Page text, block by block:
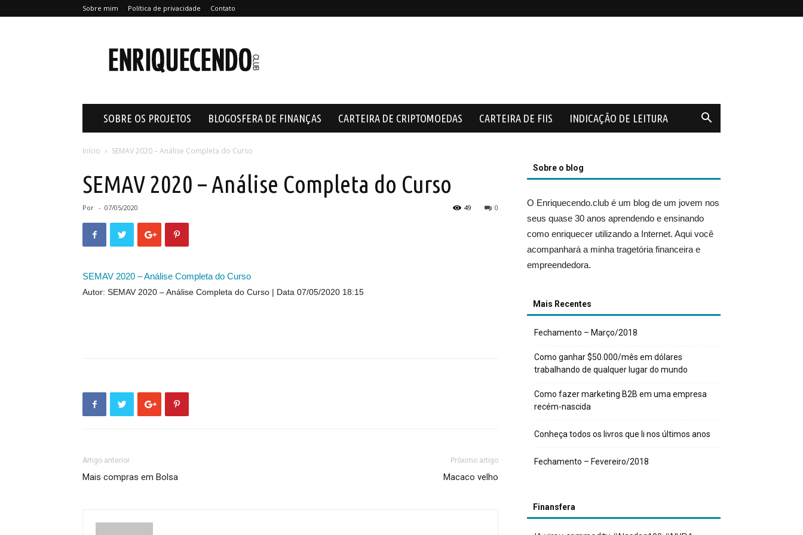
Sobre mim Política de privacidade Contato
SOBRE OS PROJETOS BLOGOSFERA DE FINANÇAS CARTEIRA DE CRIPTOMOEDAS CARTEIRA DE FIIS INDICAÇÃO DE LEITURA
Início SEMAV 2020 – Análise Completa do Curso
SEMAV 2020 – Análise Completa do Curso
Por - 07/05/2020 0
49
SEMAV 2020 – Análise Completa do Curso
Autor: SEMAV 2020 – Análise Completa do Curso Data 07/05/2020 18:15
Artigo anterior
Mais compras em Bolsa
Próximo artigo
Macaco velho
Sobre o blog
O Enriquecendo.club é um blog de um jovem nos
seus quase 30 anos aprendendo e ensinando
como enriquecer utilizando a Internet. Aqui você
acompanhará a minha tragetória financeira e
empreendedora.
Mais Recentes
Fechamento – Março/2018
Como ganhar $50.000/mês em dólares
trabalhando de qualquer lugar do mundo
Como fazer marketing B2B em uma empresa
recém-nascida
Conheça todos os livros que li nos últimos anos
Fechamento – Fevereiro/2018
Finansfera